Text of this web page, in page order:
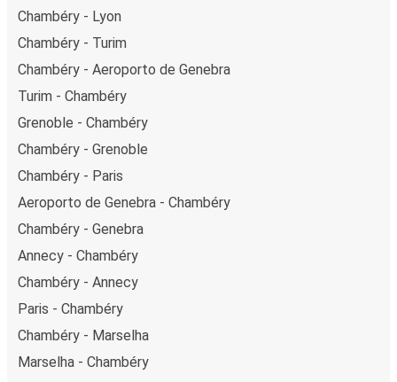
Chambéry - Lyon
Chambéry - Turim
Chambéry - Aeroporto de Genebra
Turim - Chambéry
Grenoble - Chambéry
Chambéry - Grenoble
Chambéry - Paris
Aeroporto de Genebra - Chambéry
Chambéry - Genebra
Annecy - Chambéry
Chambéry - Annecy
Paris - Chambéry
Chambéry - Marselha
Marselha - Chambéry